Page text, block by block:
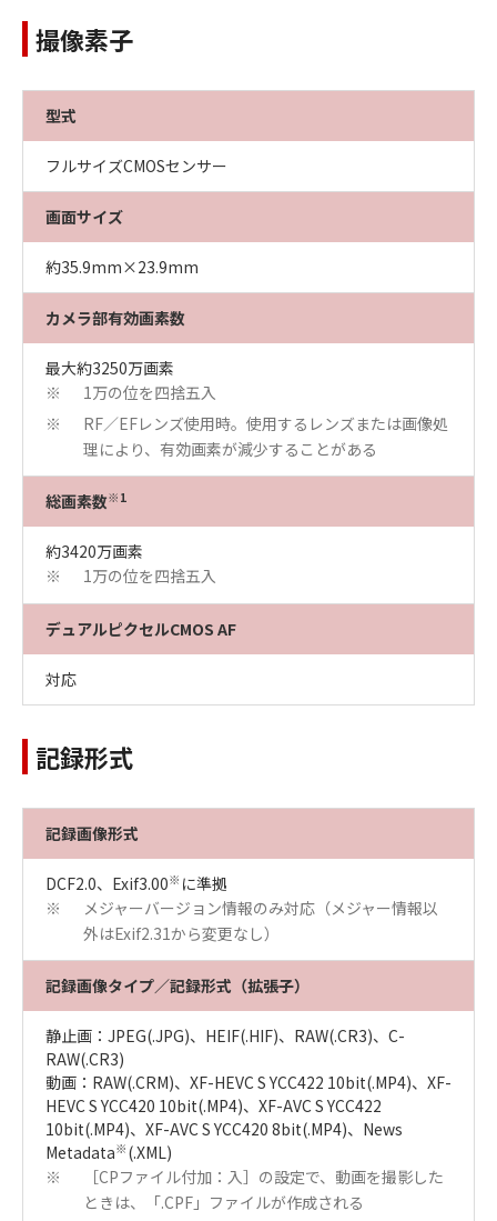
撮像素子
型式
フルサイズCMOSセンサー
画面サイズ
約35.9mm×23.9mm
カメラ部有効画素数
最大約3250万画素
※ 1万の位を四捨五入
※
RF／EFレンズ使用時。使用するレンズまたは画像処
理により、有効画素が減少することがある
総画素数※1
約3420万画素
※ 1万の位を四捨五入
デュアルピクセルCMOS AF
対応
記録形式
記録画像形式
DCF2.0、Exif3.00※ に準拠
※
メジャーバージョン情報のみ対応（メジャー情報以
外はExif2.31から変更なし）
記録画像タイプ／記録形式（拡張子）
静止画：JPEG(.JPG)、HEIF(.HIF)、RAW(.CR3)、C-
RAW(.CR3)
動画：RAW(.CRM)、XF-HEVC S YCC422 10bit(.MP4)、XF-
HEVC S YCC420 10bit(.MP4)、XF-AVC S YCC422
10bit(.MP4)、XF-AVC S YCC420 8bit(.MP4)、News
Metadata※ (.XML)
※
［CPファイル付加：入］の設定で、動画を撮影した
ときは、「.CPF」ファイルが作成される